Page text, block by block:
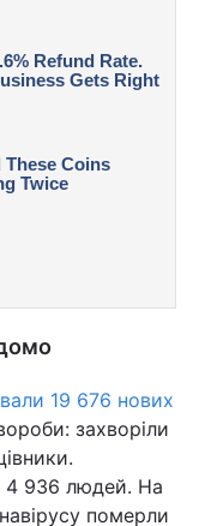
19 676 нових
захворіли
4 936 людей. На
померли